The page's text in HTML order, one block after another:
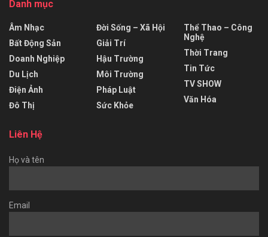
Danh mục
Âm Nhạc
Bất Động Sản
Doanh Nghiệp
Du Lịch
Điện Ảnh
Đô Thị
Đời Sống – Xã Hội
Giải Trí
Hậu Trường
Môi Trường
Pháp Luật
Sức Khỏe
Thể Thao – Công
Nghệ
Thời Trang
Tin Tức
TV SHOW
Văn Hóa
Liên Hệ
Họ và tên
Email